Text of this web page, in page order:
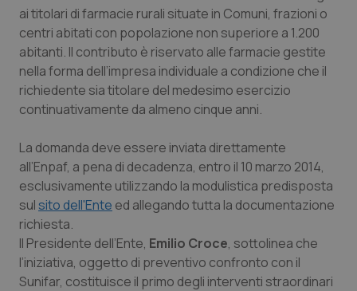
Basilicata
Calabria
Campania
Friuli Venezia Giulia
Lazio
Liguria
Artrite & artrosi
Asma & BPCO
Car-T
Dermatite Atopica
Diabete & glucometri
Disturbi dell’umore
QS Club Newsletter
ai titolari di farmacie rurali situate in Comuni, frazioni o
centri abitati con popolazione non superiore a 1.200
abitanti. Il contributo è riservato alle farmacie gestite
nella forma dell’impresa individuale a condizione che il
richiedente sia titolare del medesimo esercizio
continuativamente da almeno cinque anni.
La domanda deve essere inviata direttamente
all’Enpaf, a pena di decadenza, entro il 10 marzo 2014,
esclusivamente utilizzando la modulistica predisposta
sulsito dell'Ente ed allegando tutta la documentazione
richiesta.
Il Presidente dell’Ente, Emilio Croce, sottolinea che
l’iniziativa, oggetto di preventivo confronto con il
Sunifar, costituisce il primo degli interventi straordinari